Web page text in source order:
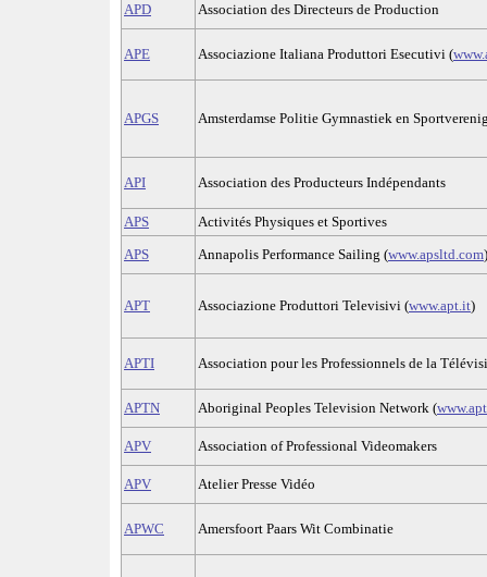
APD Association des Directeurs de Production
APE Associazione Italiana Produttori Esecutivi (
APGS Amsterdamse Politie Gymnastiek en
API Association des Producteurs Indépendants
APS
Activités Physiques et Sportives
APS
Annapolis Performance Sailing (www.apsltd.com)
APT Associazione Produttori Televisivi (www.apt.it)
APTI Association pour les Professionnels de la
APTN Aboriginal Peoples Television Network (
APV Association of Professional Videomakers
APV Atelier Presse Vidéo
APWC Amersfoort Paars Wit Combinatie